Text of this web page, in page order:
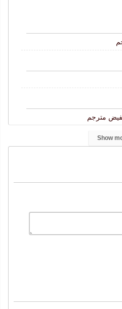
مترجم
حلقة 28
, قصة عشق,
Show